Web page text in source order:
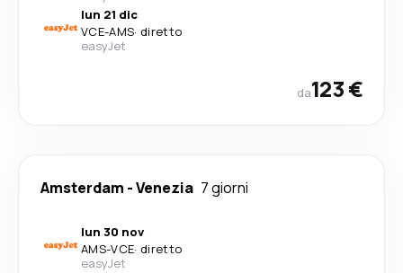
lun 21 dic
VCE-AMS· diretto
easyJet
da123 €
Amsterdam -Venezia 7 giorni
lun 30 nov
AMS-VCE· diretto
easyJet